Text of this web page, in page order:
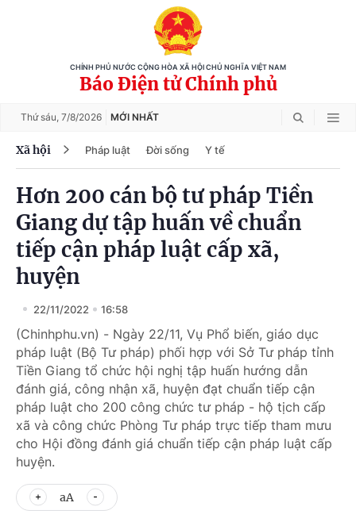
CHÍNH PHỦ NƯỚC CỘNG HÒA XÃ HỘI CHỦ NGHĨA VIỆT NAM
Báo Điện tử Chính phủ
Thứ sáu, 7/8/2026 MỚI NHẤT
Xã hội Pháp luật Đời sống Y tế
Hơn 200 cán bộ tư pháp Tiền
Giang dự tập huấn về chuẩn
tiếp cận pháp luật cấp xã,
huyện
22/11/2022 16:58
(Chinhphu.vn) - Ngày 22/11, Vụ Phổ biến, giáo dục
pháp luật (Bộ Tư pháp) phối hợp với Sở Tư pháp tỉnh
Tiền Giang tổ chức hội nghị tập huấn hướng dẫn
đánh giá, công nhận xã, huyện đạt chuẩn tiếp cận
pháp luật cho 200 công chức tư pháp - hộ tịch cấp
xã và công chức Phòng Tư pháp trực tiếp tham mưu
cho Hội đồng đánh giá chuẩn tiếp cận pháp luật cấp
huyện.
aA